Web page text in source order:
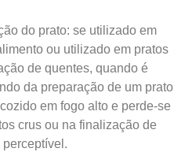
do prato: se utilizado em
ou utilizado em pratos
de quentes, quando é
da preparação de um prato
em fogo alto e perde-se
crus ou na finalização de